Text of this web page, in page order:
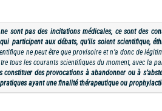
sont pas des incitations médicales, ce sont des
participent aux débats, qu’ils soient scientifique,
ne peut être que provisoire et n’a donc de
tous les courants scientifiques du moment, avec la
constituer des provocations à abandonner ou à
ayant une finalité thérapeutique ou